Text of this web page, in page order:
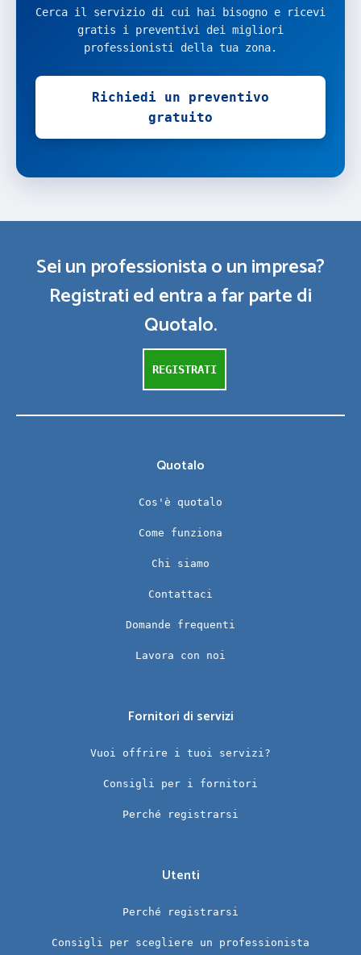
Cerca il servizio di cui hai bisogno e ricevi
gratis i preventivi dei migliori
professionisti della tua zona.
Richiedi un preventivo
gratuito
Sei un professionista o un impresa?
Registrati ed entra a far parte di
Quotalo.
REGISTRATI
Quotalo
Cos'è quotalo
Come funziona
Chi siamo
Contattaci
Domande frequenti
Lavora con noi
Fornitori di servizi
Vuoi offrire i tuoi servizi?
Consigli per i fornitori
Perché registrarsi
Utenti
Perché registrarsi
Consigli per scegliere un professionista